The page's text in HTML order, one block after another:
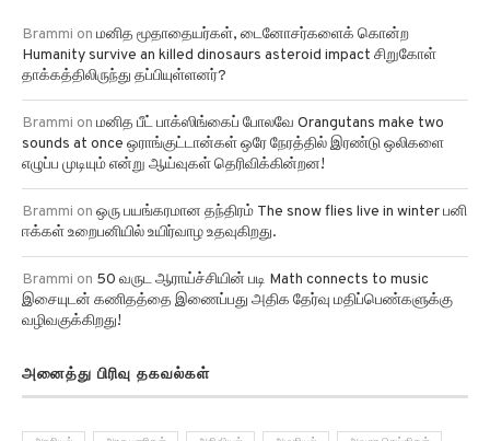
Humanity survive an killed dinosaurs asteroid impact சிறுகோள்
தாக்கத்திலிருந்து தப்பியுள்ளனர்?
Brammionமனித பீட் பாக்ஸிங்கைப் போலவே Orangutans make two
sounds at once ஒராங்குட்டான்கள் ஒரே நேரத்தில் இரண்டு ஒலிகளை
எழுப்ப முடியும் என்று ஆய்வுகள் தெரிவிக்கின்றன!
Brammionஒரு பயங்கரமான தந்திரம் The snow flies live in winter பனி
ஈக்கள் உறைபனியில் உயிர்வாழ உதவுகிறது.
Brammion50 வருட ஆராய்ச்சியின் படி Math connects to music
இசையுடன் கணிதத்தை இணைப்பது அதிக தேர்வு மதிப்பெண்களுக்கு
வழிவகுக்கிறது!